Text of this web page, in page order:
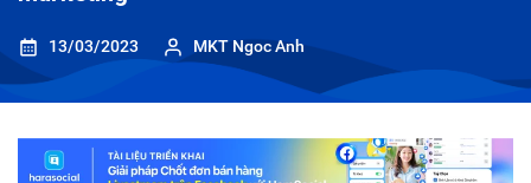
13/03/2023 MKT Ngoc Anh